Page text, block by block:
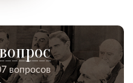
вопросов